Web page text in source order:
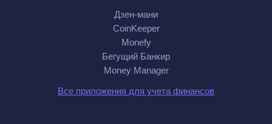
Дзен-мани
CoinKeeper
Monefy
Бегущий Банкир
Money Manager
Все приложения для учета финансов